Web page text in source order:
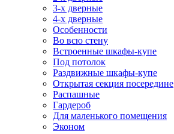
3-х дверные
4-х дверные
Особенности
Во всю стену
Встроенные шкафы-купе
Под потолок
Раздвижные шкафы-купе
Открытая секция посередине
Распашные
Гардероб
Для маленького помещения
Эконом